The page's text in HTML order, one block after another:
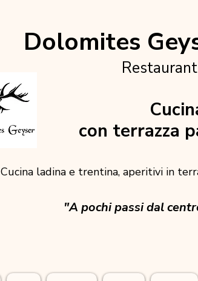
Dolomites
con terrazza
Cucina ladina e trentina, aperitivi in
"A pochi passi dal